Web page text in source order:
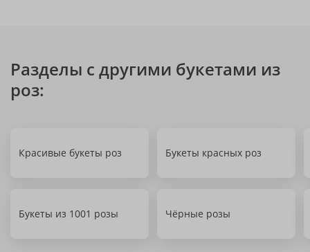
Разделы с другими букетами из
роз:
Красивые букеты роз Букеты красных роз
Букеты из 1001 розы Чёрные розы